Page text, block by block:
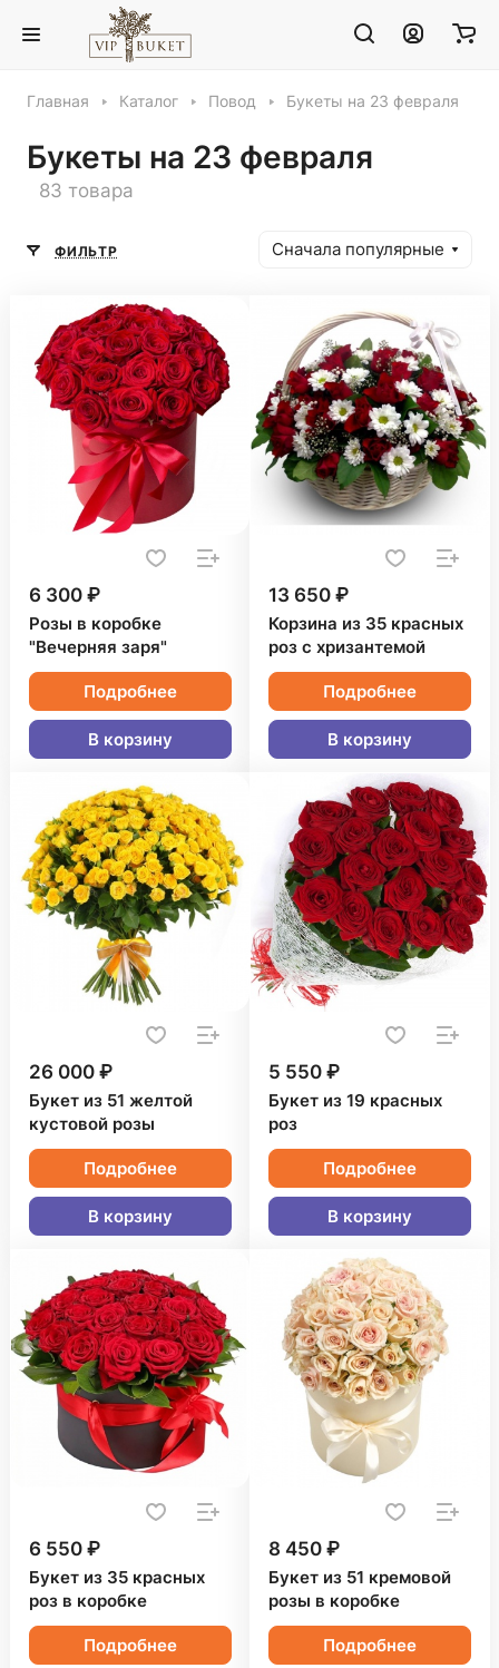
Главная Каталог Повод Букеты на 23 февраля
Букеты на 23 февраля
83 товара
ФИЛЬТР Сначала популярные
6 300 ₽
Розы в коробке
"Вечерняя заря"
Подробнее
В корзину
13 650 ₽
Корзина из 35 красных
роз с хризантемой
Подробнее
В корзину
26 000 ₽
Букет из 51 желтой
кустовой розы
Подробнее
В корзину
5 550 ₽
Букет из 19 красных
роз
Подробнее
В корзину
6 550 ₽
Букет из 35 красных
роз в коробке
Подробнее
8 450 ₽
Букет из 51 кремовой
розы в коробке
Подробнее